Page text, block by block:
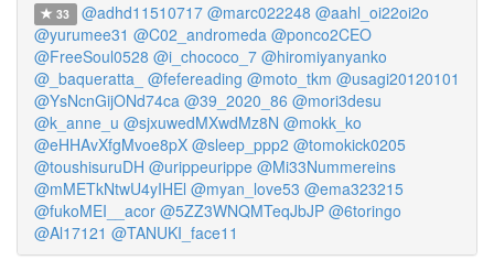
33 @adhd11510717 @marc022248 @aahl_oi22oi2o
@yurumee31 @C02_andromeda @ponco2CEO
@FreeSoul0528 @i_chococo_7 @hiromiyanyanko
@_baqueratta_ @fefereading @moto_tkm @usagi20120101
@YsNcnGijONd74ca @39_2020_86 @mori3desu
@k_anne_u @sjxuwedMXwdMz8N @mokk_ko
@eHHAvXfgMvoe8pX @sleep_ppp2 @tomokick0205
@toushisuruDH @urippeurippe @Mi33Nummereins
@mMETkNtwU4yIHEl @myan_love53 @ema323215
@fukoMEI__acor @5ZZ3WNQMTeqJbJP @6toringo
@Al17121 @TANUKI_face11